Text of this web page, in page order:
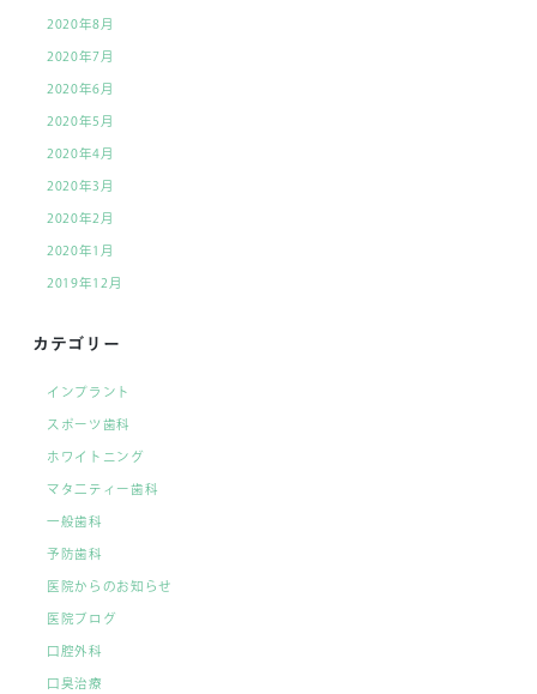
2020年8月
2020年7月
2020年6月
2020年5月
2020年4月
2020年3月
2020年2月
2020年1月
2019年12月
カテゴリー
インプラント
スポーツ歯科
ホワイトニング
マタ二ティー歯科
一般歯科
予防歯科
医院からのお知らせ
医院ブログ
口腔外科
口臭治療